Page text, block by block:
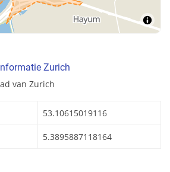
Zurich
van Zurich
53.10615019116
5.3895887118164